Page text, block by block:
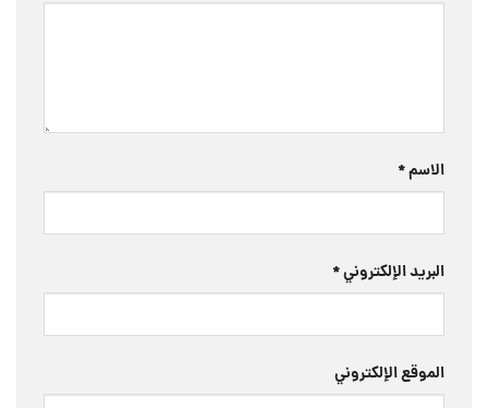
الاسم*
البريد الإلكتروني*
الموقع الإلكتروني